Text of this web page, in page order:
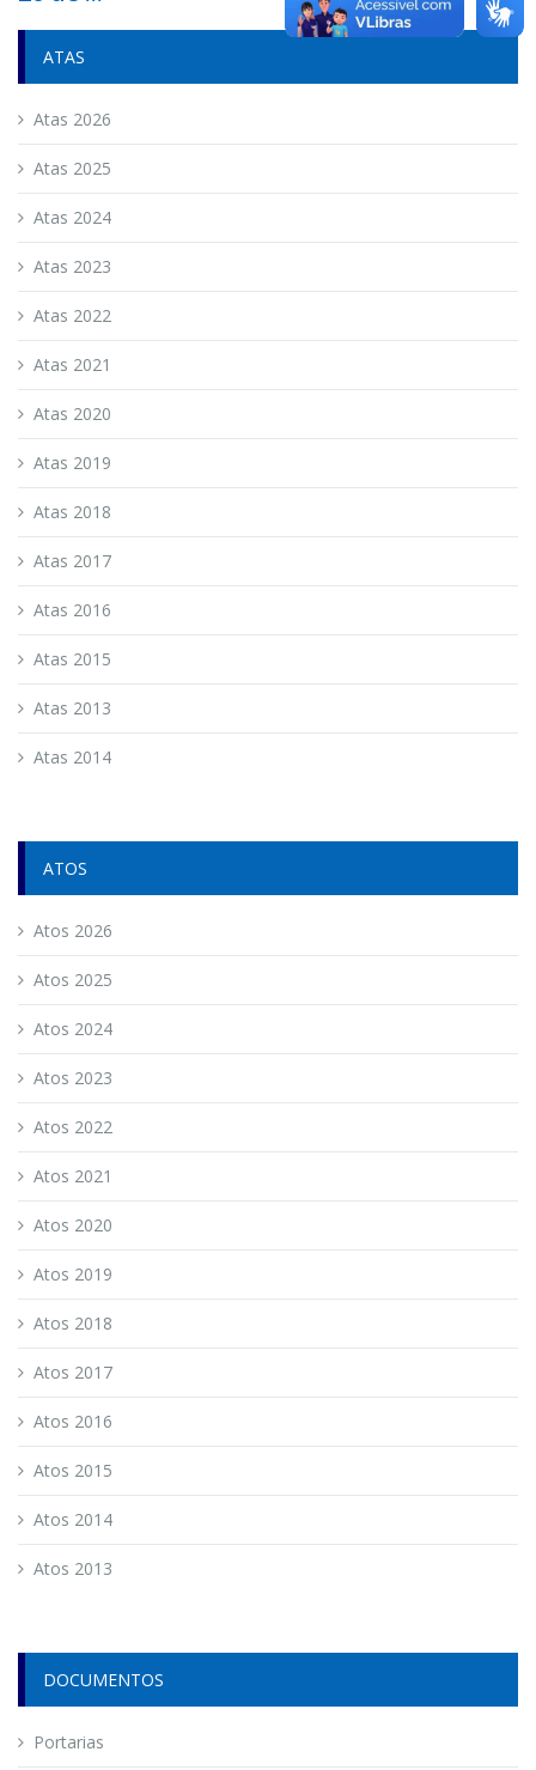
ATAS
Atas 2026
Atas 2025
Atas 2024
Atas 2023
Atas 2022
Atas 2021
Atas 2020
Atas 2019
Atas 2018
Atas 2017
Atas 2016
Atas 2015
Atas 2013
Atas 2014
ATOS
Atos 2026
Atos 2025
Atos 2024
Atos 2023
Atos 2022
Atos 2021
Atos 2020
Atos 2019
Atos 2018
Atos 2017
Atos 2016
Atos 2015
Atos 2014
Atos 2013
DOCUMENTOS
Portarias